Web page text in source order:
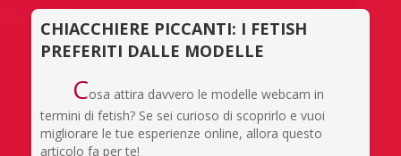
CHIACCHIERE PICCANTI: I FETISH
PREFERITI DALLE MODELLE
Cosa attira davvero le modelle webcam in
termini di fetish? Se sei curioso di scoprirlo e vuoi
migliorare le tue esperienze online, allora questo
articolo fa per te!